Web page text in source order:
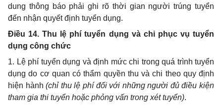
dung thông báo phải ghi rõ thời gian người trúng tuyển
đến nhận quyết định tuyển dụng.
Điều 14. Thu
lệ phí tuyển dụng và chi phục vụ tuyển
dụng công chức
1. Lệ phí tuyển dụng và định mức chi trong quá trình tuyển
dụng do cơ quan có thẩm quyền thu và chi theo quy định
hiện hành(chỉ thu lệ phí đối với những người đủ điều kiện
tham gia thi tuyển hoặc phỏng vấn trong xét tuyển).